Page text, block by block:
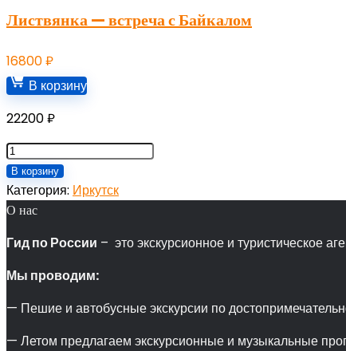
Листвянка — встреча с Байкалом
16800₽
В корзину
22200₽
Количество
товара
Большое
Голоустное
вдохновение
Байкалом
В корзину
Категория: Иркутск
О нас
Гид по России – это экскурсионное и туристическое
Мы проводим:
— Пешие и автобусные экскурсии по
— Летом предлагаем экскурсионные и музыкальные